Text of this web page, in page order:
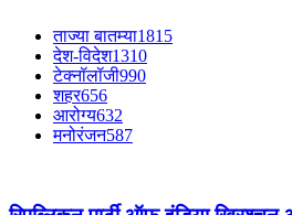
ताज्या बातम्या1815
देश-विदेश1310
टेक्नॉलॉजी990
शहर656
आरोग्य632
मनोरंजन587